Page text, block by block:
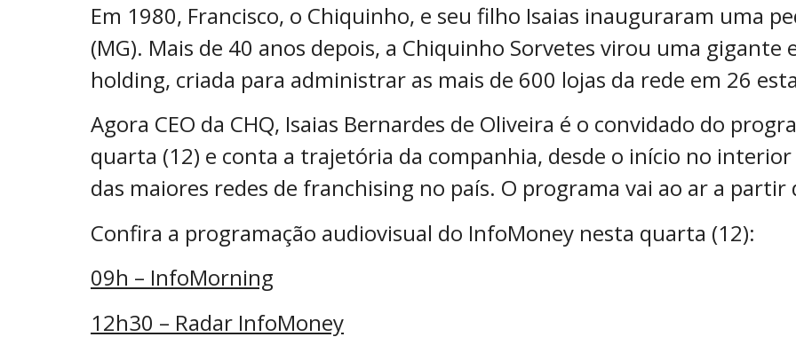
Em 1980, Francisco, o Chiquinho, e seu filho Isaias inauguraram uma
(MG). Mais de 40 anos depois, a Chiquinho Sorvetes virou uma
holding, criada para administrar as mais de 600 lojas da rede em 26
Agora CEO da CHQ, Isaias Bernardes de Oliveira é o convidado do
quarta (12) e conta a trajetória da companhia, desde o início no
das maiores redes de franchising no país. O programa vai ao ar a partir
Confira a programação audiovisual do InfoMoney nesta quarta (12):
09h – InfoMorning
12h30 – Radar InfoMoney